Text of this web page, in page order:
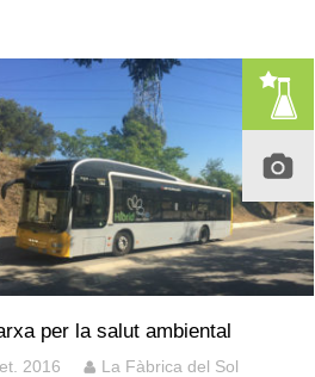
per la salut ambiental
2016 La Fàbrica del Sol